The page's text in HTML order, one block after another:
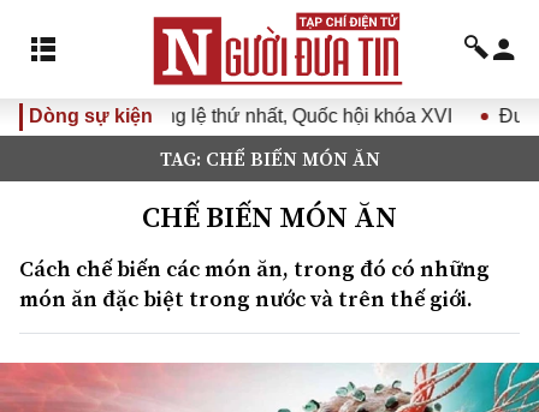
Dòng sự kiện
Nghị quyết Đại hội Đảng XIV vào cuộc sống Hướng
TAG: CHẾ BIẾN MÓN ĂN
CHẾ BIẾN MÓN ĂN
Cách chế biến các món ăn, trong đó có những
món ăn đặc biệt trong nước và trên thế giới.